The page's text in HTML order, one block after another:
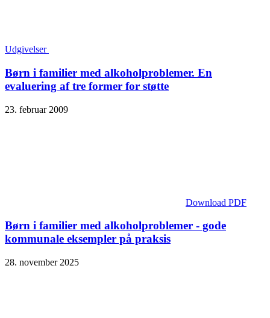
Udgivelser
Børn i familier med alkoholproblemer. En
evaluering af tre former for støtte
23. februar 2009
Download PDF
Børn i familier med alkoholproblemer - gode
kommunale eksempler på praksis
28. november 2025